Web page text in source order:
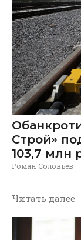
Строй»
103,7 млн
Роман Соловьев ·
Читать далее